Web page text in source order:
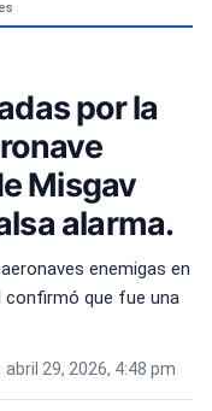
por la
Misgav
alarma.
enemigas en
confirmó que fue una
abril 29, 2026, 4:48 pm